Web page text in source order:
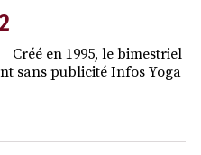
en 1995, le bimestriel
sans publicité Infos Yoga